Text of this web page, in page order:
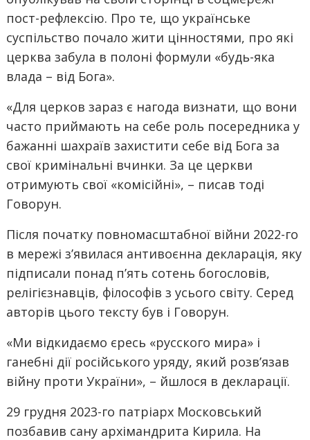
пост-рефлексію. Про те, що українське
суспільство почало жити цінностями, про які
церква забула в полоні формули «будь-яка
влада – від Бога».
«Для церков зараз є нагода визнати, що вони
часто приймають на себе роль посередника у
бажанні шахраїв захистити себе від Бога за
свої кримінальні вчинки. За це церкви
отримують свої «комісійні», – писав тоді
Говорун.
Після початку повномасштабної війни 2022-го
в мережі з’явилася антивоєнна декларація, яку
підписали понад п’ять сотень богословів,
релігієзнавців, філософів з усього світу. Серед
авторів цього тексту був і Говорун.
«Ми відкидаємо єресь «русского мира» і
ганебні дії російського уряду, який розв’язав
війну проти України», – йшлося в декларації.
29 грудня 2023-го патріарх Московський
позбавив сану архімандрита Кирила. На